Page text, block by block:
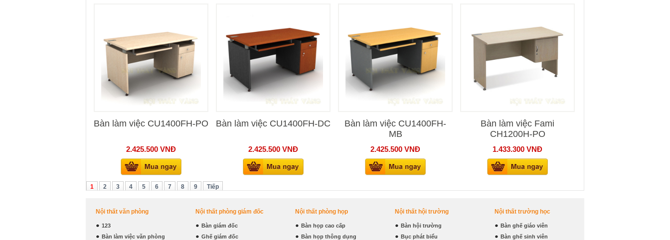
Bàn làm việc CU1400FH-PO
2.425.500 VNĐ
Bàn làm việc CU1400FH-DC
2.425.500 VNĐ
Bàn làm việc CU1400FH-
MB
2.425.500 VNĐ
Bàn làm việc Fami
CH1200H-PO
1.433.300 VNĐ
1 2 3 4 5 6 7 8 9 Tiếp
Nội thất văn phòng
123
Bàn làm việc văn phòng
Nội thất phòng giám đốc
Bàn giám đốc
Ghế giám đốc
Nội thất phòng họp
Bàn họp cao cấp
Bàn họp thông dụng
Nội thất hội trường
Bàn hội trường
Bục phát biểu
Nội thất trường học
Bàn ghế giáo viên
Bàn ghế sinh viên